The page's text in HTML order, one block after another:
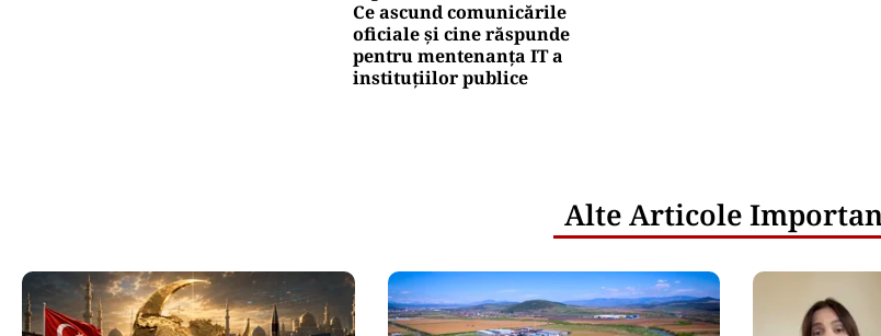
Ce ascund comunicările
oficiale și cine răspunde
pentru mentenanța IT a
instituțiilor publice
Alte Articole